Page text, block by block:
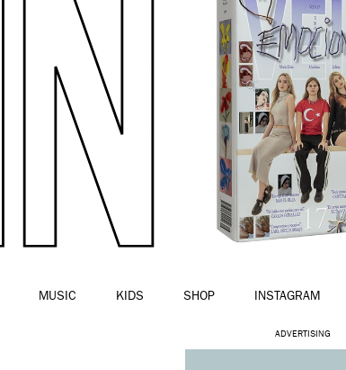
MUSIC KIDS SHOP INSTAGRAM
ADVERTISING